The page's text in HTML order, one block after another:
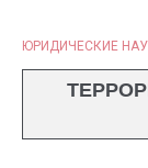
ЮРИДИЧЕСКИЕ